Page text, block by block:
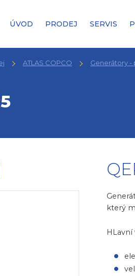
ÚVOD PRODEJ SERVIS
ATLAS COPCO Generátory -
který
HLavní